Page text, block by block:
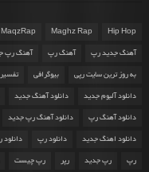
Hip Hop
Maghz Rap
MaqzRap
آهنگ جدید رپ آهنگ رپ آهنگ رپ
به روز ترین سایت رپی بیوگرافی
دانلود آلبوم جدید دانلود آهنگ جدید
دانلود آهنگ رپ دانلود آهنگ رپ جدید
دانلود اهنگ جدید دانلود رپ
رپ رپ جدید رپر رپ چیست